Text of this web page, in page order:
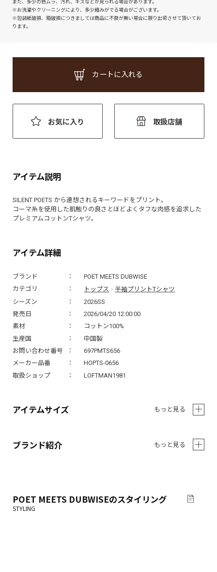
また、多少の色ムラ、汚れ、キズなどが見られる場合があります。
※お洗濯やクリーニングにより、多少縮みがでる場合がございます。
※包装紙破損、箱破損につきましては商品に不良が無い場合に限り出荷させて頂いてお
ります。
カートに入れる
お気に入り 取扱店舗
アイテム詳細
ブランド
POET MEETS DUBWISE
カテゴリ
トップス >半袖プリントTシャツ
シーズン
2026SS
発売日
2026/04/20 12:00:00
素材
コットン100%
生産国
中国製
お問い合わせ番号
697PMTS656
メーカー品番
HOPTS-0656
取扱ショップ
LOFTMAN1981
アイテム説明
SILENT POETS から連想されるキーワードをプリント。
コーマ糸を使用した肌触りの良さとほどよくタフな肉感を追求した
プレミアムコットンTシャツ。
アイテムサイズ もっと見る
ブランド紹介 もっと見る
POET MEETS DUBWISEのスタイリング